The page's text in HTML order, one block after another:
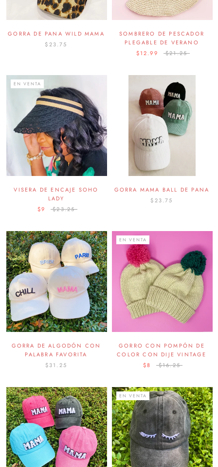
GORRA DE PANA WILD MAMA
$23.75
SOMBRERO DE PESCADOR
PLEGABLE DE VERANO
$12.99
$21.25
EN VENTA
VISERA DE ENCAJE SOHO
LADY
$9
$23.25
GORRA MAMA BALL DE PANA
$23.75
GORRA DE ALGODÓN CON
PALABRA FAVORITA
$31.25
EN VENTA
GORRO CON POMPÓN DE
COLOR CON DIJE VINTAGE
$8
$16.25
EN VENTA